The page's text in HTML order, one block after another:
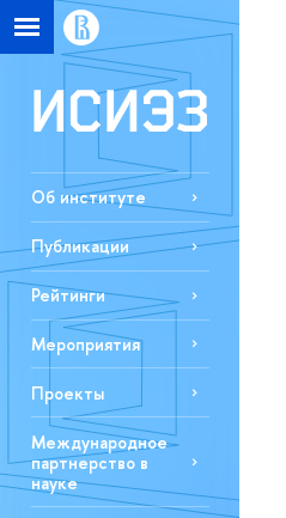
Об институте
Публикации
Рейтинги
Мероприятия
Проекты
Международное
партнерство в
науке